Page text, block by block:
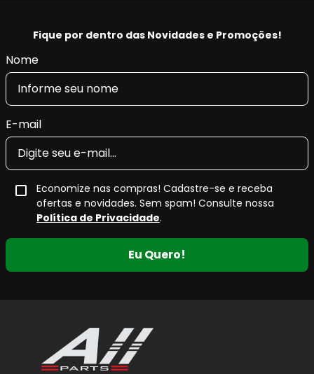
Fique por dentro das Novidades e Promoções!
Nome
E-mail
Economize nas compras! Cadastre-se e receba
ofertas e novidades. Sem spam! Consulte nossa
Política de Privacidade.
Eu Quero!